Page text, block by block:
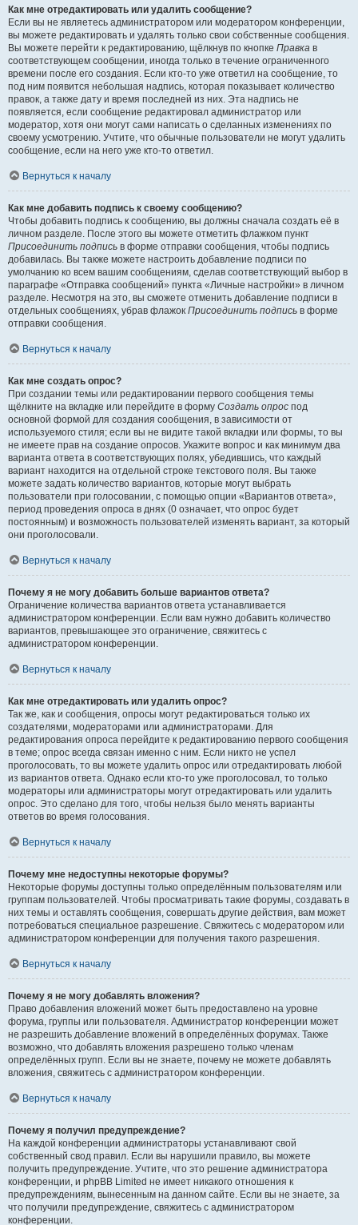
Как мне отредактировать или удалить сообщение?
Если вы не являетесь администратором или модератором конференции,
вы можете редактировать и удалять только свои собственные сообщения.
Вы можете перейти к редактированию, щёлкнув по кнопке Правка в
соответствующем сообщении, иногда только в течение ограниченного
времени после его создания. Если кто-то уже ответил на сообщение, то
под ним появится небольшая надпись, которая показывает количество
правок, а также дату и время последней из них. Эта надпись не
появляется, если сообщение редактировал администратор или
модератор, хотя они могут сами написать о сделанных изменениях по
своему усмотрению. Учтите, что обычные пользователи не могут удалить
сообщение, если на него уже кто-то ответил.
Вернуться к началу
Как мне добавить подпись к своему сообщению?
Чтобы добавить подпись к сообщению, вы должны сначала создать её в
личном разделе. После этого вы можете отметить флажком пункт
Присоединить подпись в форме отправки сообщения, чтобы подпись
добавилась. Вы также можете настроить добавление подписи по
умолчанию ко всем вашим сообщениям, сделав соответствующий выбор в
параграфе «Отправка сообщений» пункта «Личные настройки» в личном
разделе. Несмотря на это, вы сможете отменить добавление подписи в
отдельных сообщениях, убрав флажок Присоединить подпись в форме
отправки сообщения.
Вернуться к началу
Как мне создать опрос?
При создании темы или редактировании первого сообщения темы
щёлкните на вкладке или перейдите в форму Создать опрос под
основной формой для создания сообщения, в зависимости от
используемого стиля; если вы не видите такой вкладки или формы, то вы
не имеете прав на создание опросов. Укажите вопрос и как минимум два
варианта ответа в соответствующих полях, убедившись, что каждый
вариант находится на отдельной строке текстового поля. Вы также
можете задать количество вариантов, которые могут выбрать
пользователи при голосовании, с помощью опции «Вариантов ответа»,
период проведения опроса в днях (0 означает, что опрос будет
постоянным) и возможность пользователей изменять вариант, за который
они проголосовали.
Вернуться к началу
Почему я не могу добавить больше вариантов ответа?
Ограничение количества вариантов ответа устанавливается
администратором конференции. Если вам нужно добавить количество
вариантов, превышающее это ограничение, свяжитесь с
администратором конференции.
Вернуться к началу
Как мне отредактировать или удалить опрос?
Так же, как и сообщения, опросы могут редактироваться только их
создателями, модераторами или администраторами. Для
редактирования опроса перейдите к редактированию первого сообщения
в теме; опрос всегда связан именно с ним. Если никто не успел
проголосовать, то вы можете удалить опрос или отредактировать любой
из вариантов ответа. Однако если кто-то уже проголосовал, то только
модераторы или администраторы могут отредактировать или удалить
опрос. Это сделано для того, чтобы нельзя было менять варианты
ответов во время голосования.
Вернуться к началу
Почему мне недоступны некоторые форумы?
Некоторые форумы доступны только определённым пользователям или
группам пользователей. Чтобы просматривать такие форумы, создавать в
них темы и оставлять сообщения, совершать другие действия, вам может
потребоваться специальное разрешение. Свяжитесь с модератором или
администратором конференции для получения такого разрешения.
Вернуться к началу
Почему я не могу добавлять вложения?
Право добавления вложений может быть предоставлено на уровне
форума, группы или пользователя. Администратор конференции может
не разрешить добавление вложений в определённых форумах. Также
возможно, что добавлять вложения разрешено только членам
определённых групп. Если вы не знаете, почему не можете добавлять
вложения, свяжитесь с администратором конференции.
Вернуться к началу
Почему я получил предупреждение?
На каждой конференции администраторы устанавливают свой
собственный свод правил. Если вы нарушили правило, вы можете
получить предупреждение. Учтите, что это решение администратора
конференции, и phpBB Limited не имеет никакого отношения к
предупреждениям, вынесенным на данном сайте. Если вы не знаете, за
что получили предупреждение, свяжитесь с администратором
конференции.